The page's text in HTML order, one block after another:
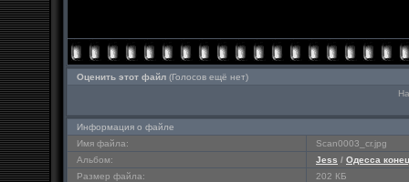
Оценить этот файл (Голосов ещё нет)
Информация о файле
Имя файла:
Scan0003_cr.jpg
Альбом:
Jess / Одесса
Размер файла:
202 КБ